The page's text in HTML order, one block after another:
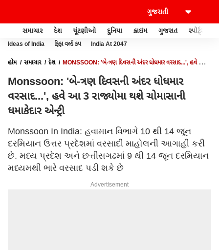
સમાચાર દેશ ચૂંટણીઓ દુનિયા ક્રાઇમ ગુજરાત સ્પોર્ટ્સ
Ideas of India ફિફા વર્લ્ડ કપ India At 2047
હોમ સમાચાર દેશ
MONSSOON: 'બે-ત્રણ દિવસની અંદર ધોધમાર વરસાદ...', હવે આ 3
Monssoon: 'બે-ત્રણ દિવસની અંદર ધોધમાર
વરસાદ...', હવે આ 3 રાજ્યોમા થશે ચોમાસાની
ધમાકેદાર એન્ટ્રી
Monssoon In India: હવામાન વિભાગે 10 થી 14 જૂન
દરમિયાન ઉત્તર પ્રદેશમાં વરસાદી માહોલની આગાહી કરી
છે. મધ્ય પ્રદેશ અને છત્તીસગઢમાં 9 થી 14 જૂન દરમિયાન
મધ્યમથી ભારે વરસાદ પડી શકે છે
Advertisement